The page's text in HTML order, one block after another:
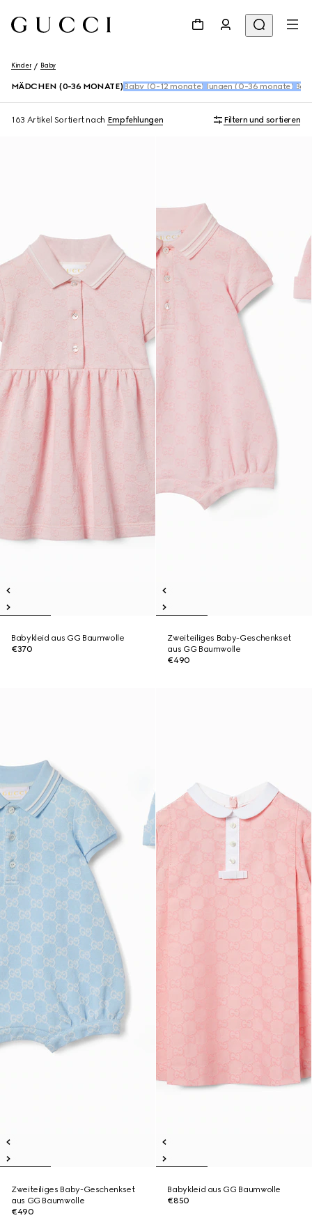
Kinder Baby
MÄDCHEN (0-36 MONATE) Baby (0-12 monate) Jungen (0-36 monate)
163 Artikel Sortiert nach Empfehlungen Filtern und sortieren
Babykleid aus GG Baumwolle
€370
Zweiteiliges Baby-Geschenkset
aus GG Baumwolle
€490
Zweiteiliges Baby-Geschenkset
aus GG Baumwolle
€490
Babykleid aus GG Baumwolle
€850